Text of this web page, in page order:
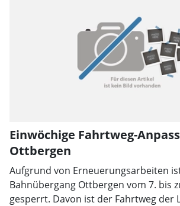
Einwöchige Fahrtweg-
Ottbergen
Aufgrund von Erneuerungsarbeiten
Bahnübergang Ottbergen vom 7. bis
gesperrt. Davon ist der Fahrtweg der